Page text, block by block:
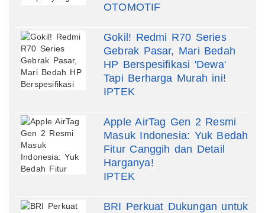
OTOMOTIF
Gokil! Redmi R70 Series
Gebrak Pasar, Mari Bedah
HP Berspesifikasi 'Dewa'
Tapi Berharga Murah ini!
IPTEK
Apple AirTag Gen 2 Resmi
Masuk Indonesia: Yuk Bedah
Fitur Canggih dan Detail
Harganya!
IPTEK
BRI Perkuat Dukungan untuk